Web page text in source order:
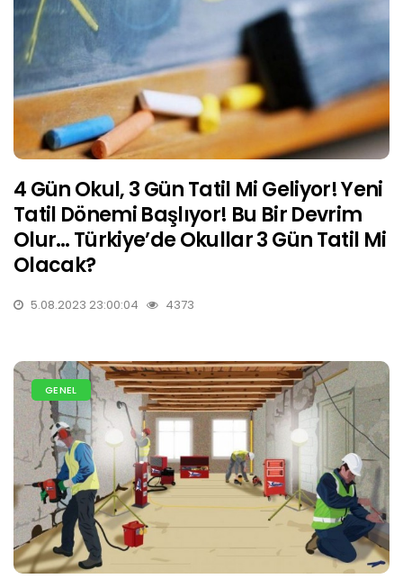
4 Gün Okul, 3 Gün Tatil Mi Geliyor! Yeni
Tatil Dönemi Başlıyor! Bu Bir Devrim
Olur… Türkiye’de Okullar 3 Gün Tatil Mi
Olacak?
5.08.2023 23:00:04 4373
GENEL